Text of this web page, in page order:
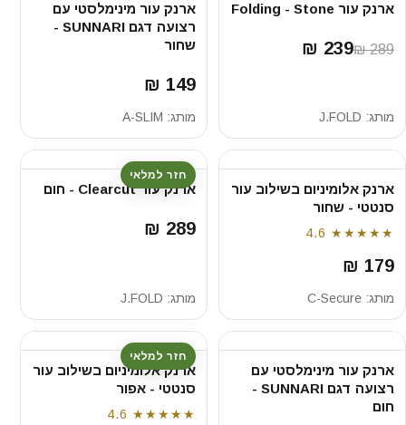
ארנק עור Folding - Stone
289 ₪
239 ₪
מותג: J.FOLD
ארנק עור מינימלסטי עם
רצועה דגם SUNNARI -
שחור
149 ₪
מותג: A-SLIM
ארנק אלומיניום בשילוב עור
סנטטי - שחור
★★★★★
4.6
179 ₪
מותג: C-Secure
חזר למלאי
ארנק עור Clearcut - חום
289 ₪
מותג: J.FOLD
ארנק עור מינימלסטי עם
רצועה דגם SUNNARI -
חום
חזר למלאי
ארנק אלומיניום בשילוב עור
סנטטי - אפור
★★★★★
4.6